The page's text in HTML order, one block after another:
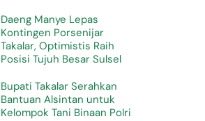
Daeng Manye Lepas
Kontingen Porsenijar
Takalar, Optimistis Raih
Posisi Tujuh Besar Sulsel
Bupati Takalar Serahkan
Bantuan Alsintan untuk
Kelompok Tani Binaan Polri